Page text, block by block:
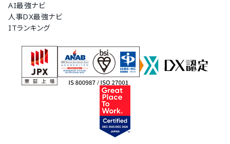
AI最強ナビ
人事DX最強ナビ
ITランキング